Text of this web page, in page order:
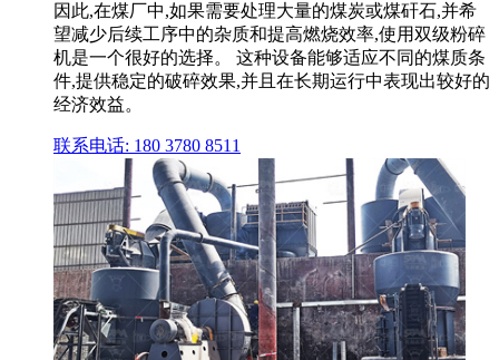
因此,在煤厂中,如果需要处理大量的煤炭或煤矸石,并希
望减少后续工序中的杂质和提高燃烧效率,使用双级粉碎
机是一个很好的选择。 这种设备能够适应不同的煤质条
件,提供稳定的破碎效果,并且在长期运行中表现出较好的
经济效益。
联系电话: 180 3780 8511